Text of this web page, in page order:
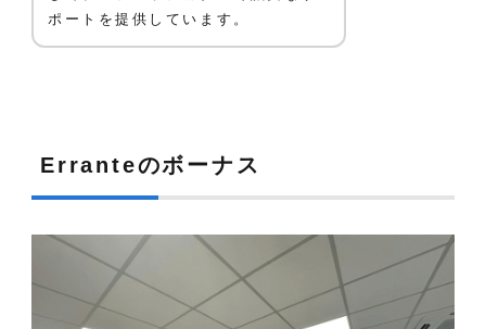
ポートを提供しています。
Erranteのボーナス